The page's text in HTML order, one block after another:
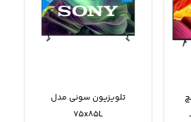
اینچ
تلویزیون سونی مدل
75x85L